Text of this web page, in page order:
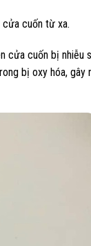
cuốn từ xa.
cửa cuốn bị nhiễu
bị oxy hóa,